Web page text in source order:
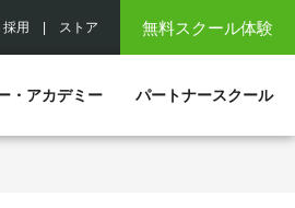
無料スクール体験
用 ストア
・アカデミー パートナースクール